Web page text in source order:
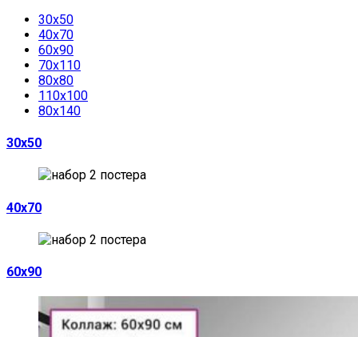
30х50
40х70
60х90
70х110
80х80
110х100
80х140
30х50
40х70
60х90